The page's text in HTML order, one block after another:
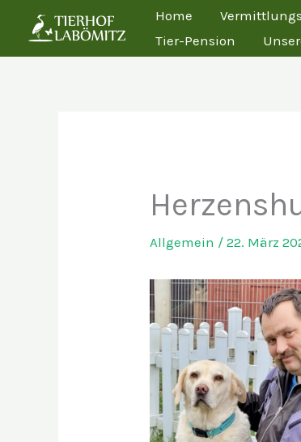
Inhalt
springen
Home
Tier-Pension
Allgemein /22. März